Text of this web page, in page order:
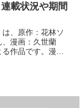
載状況や期間
は、原作：花林ソ
、漫画：久世蘭
る作品です。漫画